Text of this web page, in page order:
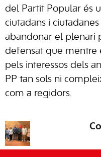
del Partit Popular és
ciutadans i
abandonar el plenari
defensat que mentre
pels interessos dels
PP tan sols ni
com a regidors.